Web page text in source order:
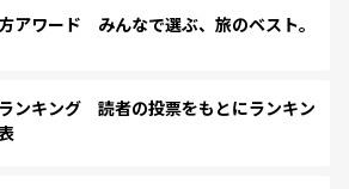
アワード みんなで選ぶ、旅のベスト。
ンキング 読者の投票をもとにランキン